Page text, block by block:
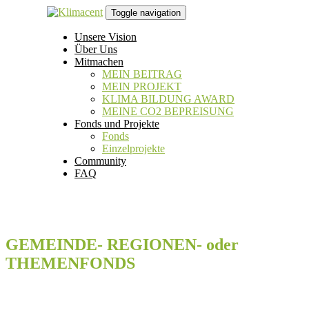
Toggle navigation
Unsere Vision
Über Uns
Mitmachen
MEIN BEITRAG
MEIN PROJEKT
KLIMA BILDUNG AWARD
MEINE CO2 BEPREISUNG
Fonds und Projekte
Fonds
Einzelprojekte
Community
FAQ
GEMEINDE- REGIONEN- oder
THEMENFONDS